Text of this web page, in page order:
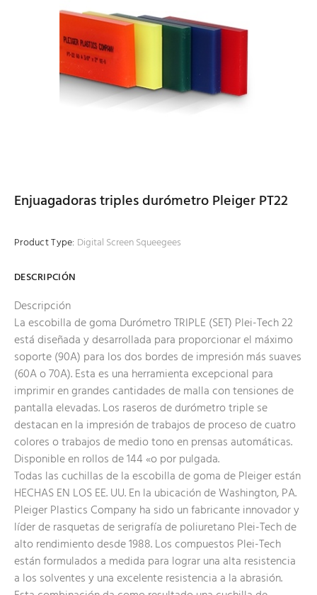
Enjuagadoras triples durómetro Pleiger PT22
Product Type: Digital Screen Squeegees
DESCRIPCIÓN
Descripción
La escobilla de goma Durómetro TRIPLE (SET) Plei-Tech 22
está diseñada y desarrollada para proporcionar el máximo
soporte (90A) para los dos bordes de impresión más suaves
(60A o 70A). Esta es una herramienta excepcional para
imprimir en grandes cantidades de malla con tensiones de
pantalla elevadas. Los raseros de durómetro triple se
destacan en la impresión de trabajos de proceso de cuatro
colores o trabajos de medio tono en prensas automáticas.
Disponible en rollos de 144 «o por pulgada.
Todas las cuchillas de la escobilla de goma de Pleiger están
HECHAS EN LOS EE. UU. En la ubicación de Washington, PA.
Pleiger Plastics Company ha sido un fabricante innovador y
líder de rasquetas de serigrafía de poliuretano Plei-Tech de
alto rendimiento desde 1988. Los compuestos Plei-Tech
están formulados a medida para lograr una alta resistencia
a los solventes y una excelente resistencia a la abrasión.